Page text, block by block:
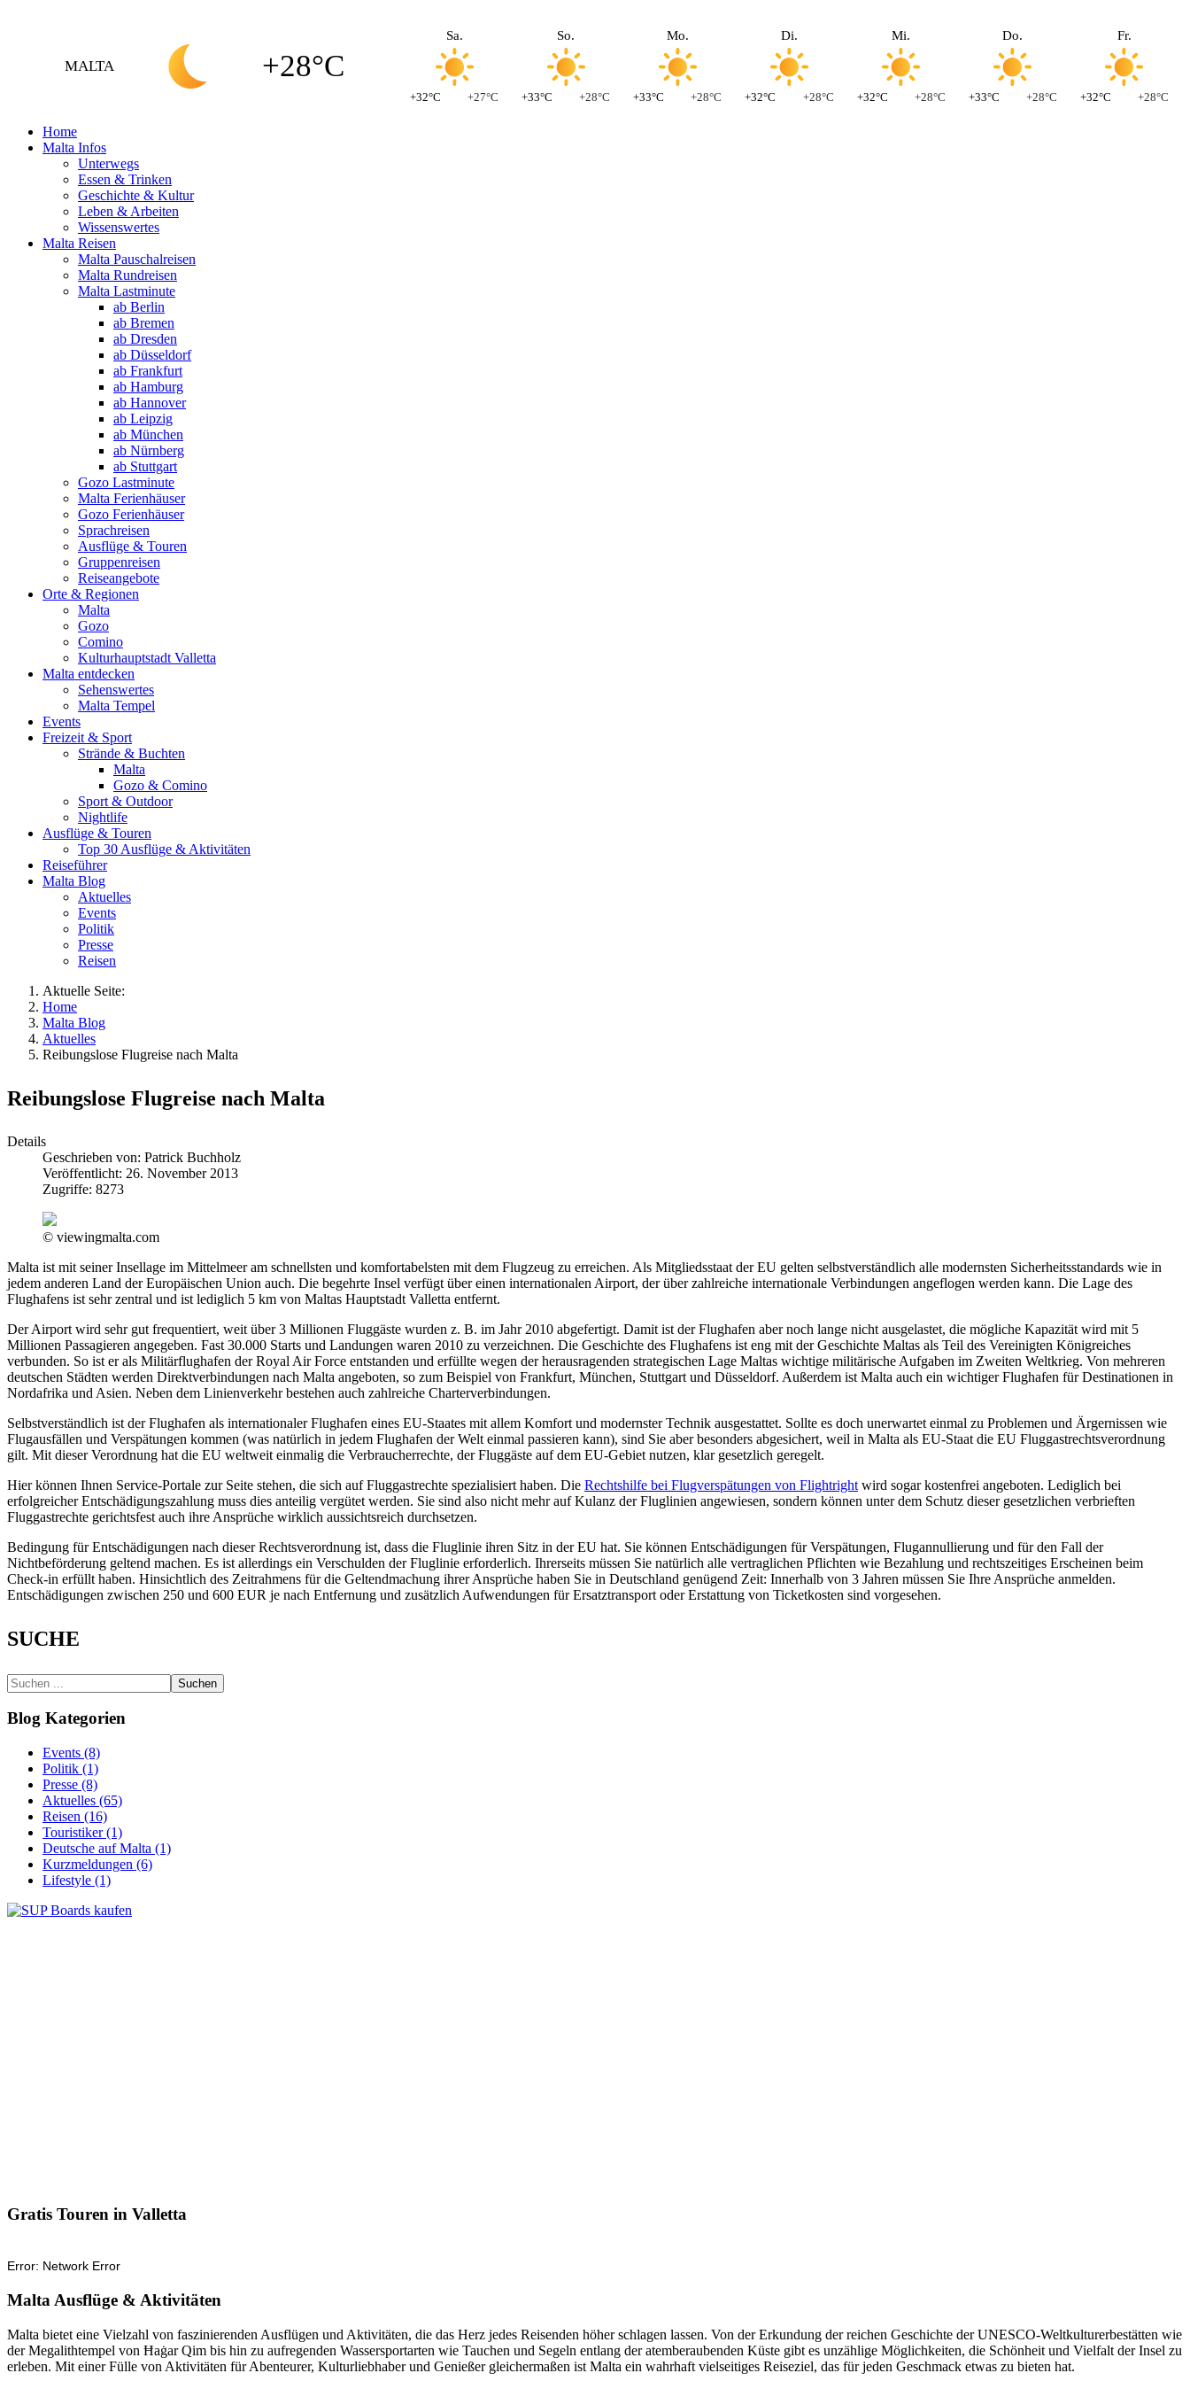
MALTA +28°C
Sa.
+32°C +27°C
So.
+33°C +28°C
Mo.
+33°C +28°C
Di.
+32°C +28°C
Mi.
+32°C +28°C
Do.
+33°C +28°C
Fr.
+32°C +28°C
Home
Malta Infos
Unterwegs
Essen & Trinken
Geschichte & Kultur
Leben & Arbeiten
Wissenswertes
Malta Reisen
Malta Pauschalreisen
Malta Rundreisen
Malta Lastminute
ab Berlin
ab Bremen
ab Dresden
ab Düsseldorf
ab Frankfurt
ab Hamburg
ab Hannover
ab Leipzig
ab München
ab Nürnberg
ab Stuttgart
Gozo Lastminute
Malta Ferienhäuser
Gozo Ferienhäuser
Sprachreisen
Ausflüge & Touren
Gruppenreisen
Reiseangebote
Orte & Regionen
Malta
Gozo
Comino
Kulturhauptstadt Valletta
Malta entdecken
Sehenswertes
Malta Tempel
Events
Freizeit & Sport
Strände & Buchten
Malta
Gozo & Comino
Sport & Outdoor
Nightlife
Ausflüge & Touren
Top 30 Ausflüge & Aktivitäten
Reiseführer
Malta Blog
Aktuelles
Events
Politik
Presse
Reisen
Aktuelle Seite:
Home
Malta Blog
Aktuelles
Reibungslose Flugreise nach Malta
Reibungslose Flugreise nach Malta
Details
Geschrieben von: Patrick Buchholz
Veröffentlicht: 26. November 2013
Zugriffe: 8273
© viewingmalta.com
Malta ist mit seiner Insellage im Mittelmeer am schnellsten und komfortabelsten mit dem Flugzeug zu erreichen. Als Mitgliedsstaat der EU gelten selbstverständlich alle modernsten Sicherheitsstandards wie in
jedem anderen Land der Europäischen Union auch. Die begehrte Insel verfügt über einen internationalen Airport, der über zahlreiche internationale Verbindungen angeflogen werden kann. Die Lage des
Flughafens ist sehr zentral und ist lediglich 5 km von Maltas Hauptstadt Valletta entfernt.
Der Airport wird sehr gut frequentiert, weit über 3 Millionen Fluggäste wurden z. B. im Jahr 2010 abgefertigt. Damit ist der Flughafen aber noch lange nicht ausgelastet, die mögliche Kapazität wird mit 5
Millionen Passagieren angegeben. Fast 30.000 Starts und Landungen waren 2010 zu verzeichnen. Die Geschichte des Flughafens ist eng mit der Geschichte Maltas als Teil des Vereinigten Königreiches
verbunden. So ist er als Militärflughafen der Royal Air Force entstanden und erfüllte wegen der herausragenden strategischen Lage Maltas wichtige militärische Aufgaben im Zweiten Weltkrieg. Von mehreren
deutschen Städten werden Direktverbindungen nach Malta angeboten, so zum Beispiel von Frankfurt, München, Stuttgart und Düsseldorf. Außerdem ist Malta auch ein wichtiger Flughafen für Destinationen in
Nordafrika und Asien. Neben dem Linienverkehr bestehen auch zahlreiche Charterverbindungen.
Selbstverständlich ist der Flughafen als internationaler Flughafen eines EU-Staates mit allem Komfort und modernster Technik ausgestattet. Sollte es doch unerwartet einmal zu Problemen und Ärgernissen wie
Flugausfällen und Verspätungen kommen (was natürlich in jedem Flughafen der Welt einmal passieren kann), sind Sie aber besonders abgesichert, weil in Malta als EU-Staat die EU Fluggastrechtsverordnung
gilt. Mit dieser Verordnung hat die EU weltweit einmalig die Verbraucherrechte, der Fluggäste auf dem EU-Gebiet nutzen, klar gesetzlich geregelt.
Hier können Ihnen Service-Portale zur Seite stehen, die sich auf Fluggastrechte spezialisiert haben. Die Rechtshilfe bei Flugverspätungen von Flightright wird sogar kostenfrei angeboten. Lediglich bei
erfolgreicher Entschädigungszahlung muss dies anteilig vergütet werden. Sie sind also nicht mehr auf Kulanz der Fluglinien angewiesen, sondern können unter dem Schutz dieser gesetzlichen verbrieften
Fluggastrechte gerichtsfest auch ihre Ansprüche wirklich aussichtsreich durchsetzen.
Bedingung für Entschädigungen nach dieser Rechtsverordnung ist, dass die Fluglinie ihren Sitz in der EU hat. Sie können Entschädigungen für Verspätungen, Flugannullierung und für den Fall der
Nichtbeförderung geltend machen. Es ist allerdings ein Verschulden der Fluglinie erforderlich. Ihrerseits müssen Sie natürlich alle vertraglichen Pflichten wie Bezahlung und rechtszeitiges Erscheinen beim
Check-in erfüllt haben. Hinsichtlich des Zeitrahmens für die Geltendmachung ihrer Ansprüche haben Sie in Deutschland genügend Zeit: Innerhalb von 3 Jahren müssen Sie Ihre Ansprüche anmelden.
Entschädigungen zwischen 250 und 600 EUR je nach Entfernung und zusätzlich Aufwendungen für Ersatztransport oder Erstattung von Ticketkosten sind vorgesehen.
SUCHE
Suchen
Blog Kategorien
Events (8)
Politik (1)
Presse (8)
Aktuelles (65)
Reisen (16)
Touristiker (1)
Deutsche auf Malta (1)
Kurzmeldungen (6)
Lifestyle (1)
Gratis Touren in Valletta
Malta Ausflüge & Aktivitäten
Malta bietet eine Vielzahl von faszinierenden Ausflügen und Aktivitäten, die das Herz jedes Reisenden höher schlagen lassen. Von der Erkundung der reichen Geschichte der UNESCO-Weltkulturerbestätten wie
der Megalithtempel von Ħaġar Qim bis hin zu aufregenden Wassersportarten wie Tauchen und Segeln entlang der atemberaubenden Küste gibt es unzählige Möglichkeiten, die Schönheit und Vielfalt der Insel zu
erleben. Mit einer Fülle von Aktivitäten für Abenteurer, Kulturliebhaber und Genießer gleichermaßen ist Malta ein wahrhaft vielseitiges Reiseziel, das für jeden Geschmack etwas zu bieten hat.